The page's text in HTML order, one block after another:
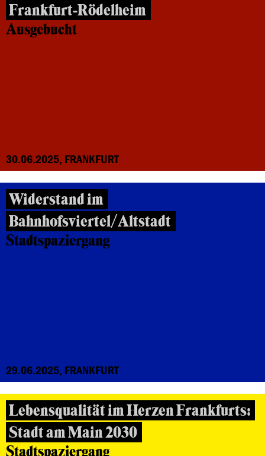
Frankfurt-Rödelheim
Ausgebucht
30.06.2025, FRANKFURT
Widerstand im
Bahnhofsviertel/Altstadt
Stadtspaziergang
29.06.2025, FRANKFURT
Lebensqualität im Herzen Frankfurts:
Stadt am Main 2030
Stadtspaziergang